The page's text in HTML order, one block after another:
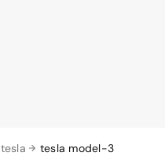
tesla tesla model-3